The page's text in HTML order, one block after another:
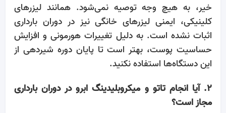
خیر، به هیچ وجه توصیه نمی‌شود. همانند لیزرهای
کلینیکی، ایمنی لیزرهای خانگی نیز در دوران بارداری
اثبات نشده است. به دلیل تغییرات هورمونی و افزایش
حساسیت پوست، بهتر است تا پایان دوره شیردهی از
این دستگاه‌ها استفاده نکنید.
۲. آیا انجام تاتو و میکروبلیدینگ ابرو در دوران بارداری
مجاز است؟